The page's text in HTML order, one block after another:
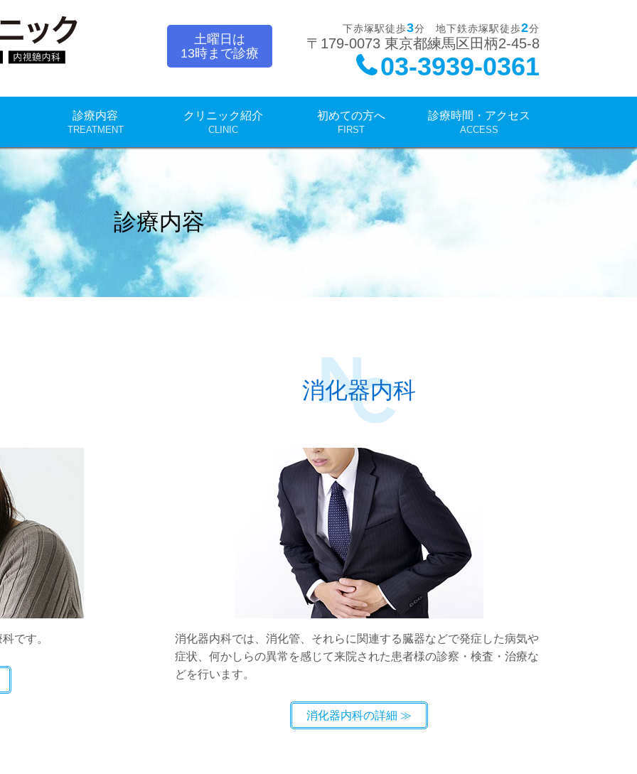
土曜日は
13時まで診療
下赤塚駅徒歩3分 地下鉄赤塚駅徒歩2分
〒179-0073 東京都練馬区田柄2-45-8
03-3939-0361
診療内容
TREATMENT
クリニック紹介
CLINIC
初めての方へ
FIRST
診療時間・アクセス
ACCESS
診療内容
です。
消化器内科
消化器内科では、消化管、それらに関連する臓器などで発症した病気や
症状、何かしらの異常を感じて来院された患者様の診察・検査・治療な
どを行います。
消化器内科の詳細